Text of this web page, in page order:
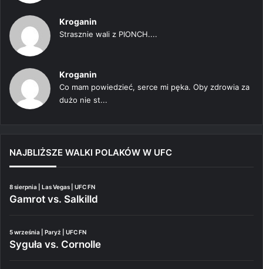
Kroganin
Strasznie wali z PIONCH....
Kroganin
Co mam powiedzieć, serce mi pęka. Oby zdrowia za
dużo nie st...
NAJBLIŻSZE WALKI POLAKÓW W UFC
8 sierpnia | Las Vegas | UFC FN
Gamrot vs. Salkilld
5 września | Paryż | UFC FN
Syguła vs. Cornolle